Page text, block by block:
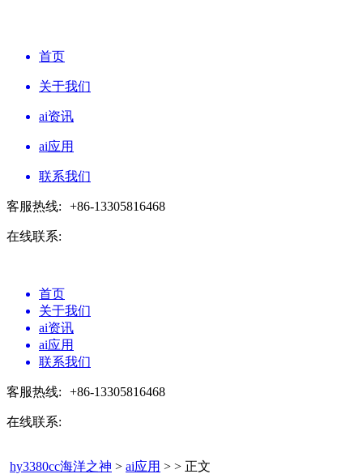
首页
关于我们
ai资讯
ai应用
联系我们
客服热线: +86-13305816468
在线联系:
首页
关于我们
ai资讯
ai应用
联系我们
客服热线: +86-13305816468
在线联系:
hy3380cc海洋之神 > ai应用 > > 正文